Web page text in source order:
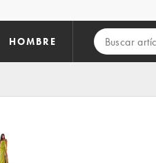
HOMBRE